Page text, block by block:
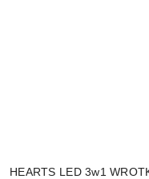
HEARTS LED 3w1